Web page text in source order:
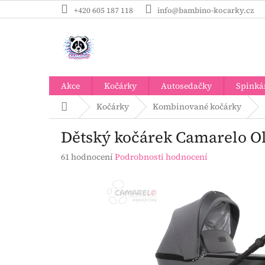
na
+420 605 187 118 info@bambino-kocarky.cz
Akce Kočárky Autosedačky
Domů Kočárky Kombinované kočárky
Dětský kočárek Camarelo
Průměrné
61 hodnocení Podrobnosti hodnocení